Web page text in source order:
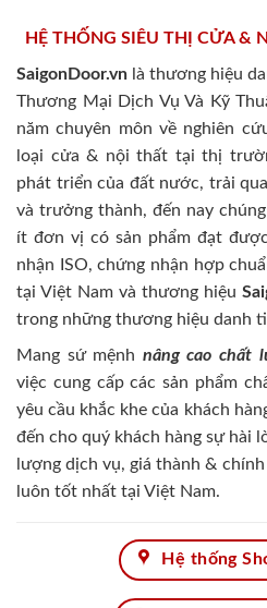
HỆ THỐNG SIÊU THỊ CỬA &
SaigonDoor.vn là thương hiệu
Thương Mại Dịch Vụ Và Kỹ
năm chuyên môn về nghiên
loại cửa & nội thất tại thị
phát triển của đất nước, trải
và trưởng thành, đến nay
ít đơn vị có sản phẩm đạt
nhận ISO, chứng nhận hợp
tại Việt Nam và thương hiệu
trong những thương hiệu danh
Mang sứ mệnh nâng cao chất
việc cung cấp các sản phẩm
yêu cầu khắc khe của khách
đến cho quý khách hàng sự hài
lượng dịch vụ, giá thành &
luôn tốt nhất tại Việt Nam.
Hệ thống